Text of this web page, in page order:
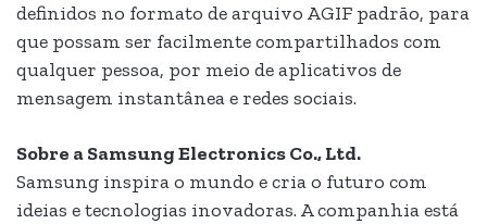
definidos no formato de arquivo AGIF padrão, para
que possam ser facilmente compartilhados com
qualquer pessoa, por meio de aplicativos de
mensagem instantânea e redes sociais.
Sobre a Samsung Electronics Co., Ltd.
Samsung inspira o mundo e cria o futuro com
ideias e tecnologias inovadoras. A companhia está